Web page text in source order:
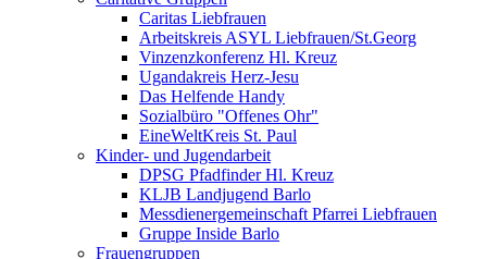
Caritas Liebfrauen
Arbeitskreis ASYL Liebfrauen/St.Georg
Vinzenzkonferenz Hl. Kreuz
Ugandakreis Herz-Jesu
Das Helfende Handy
Sozialbüro "Offenes Ohr"
EineWeltKreis St. Paul
Kinder- und Jugendarbeit
DPSG Pfadfinder Hl. Kreuz
KLJB Landjugend Barlo
Messdienergemeinschaft Pfarrei Liebfrauen
Gruppe Inside Barlo
Frauengruppen